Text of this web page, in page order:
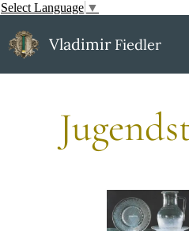
Select Language ▼
Vladimir Fiedler